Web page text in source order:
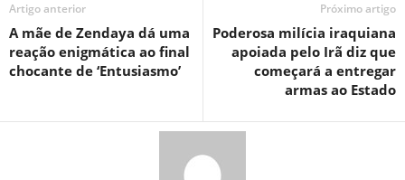
Artigo anterior
A mãe de Zendaya dá uma
reação enigmática ao final
chocante de ‘Entusiasmo’
Próximo artigo
Poderosa milícia iraquiana
apoiada pelo Irã diz que
começará a entregar
armas ao Estado